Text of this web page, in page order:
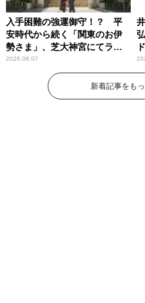
入手困難の強運御守！？ 平
安時代から続く「関東のお伊
勢さま」、芝大神宮にてラン
パンプスが合格祈願！
2026.08.07
新着記事をも